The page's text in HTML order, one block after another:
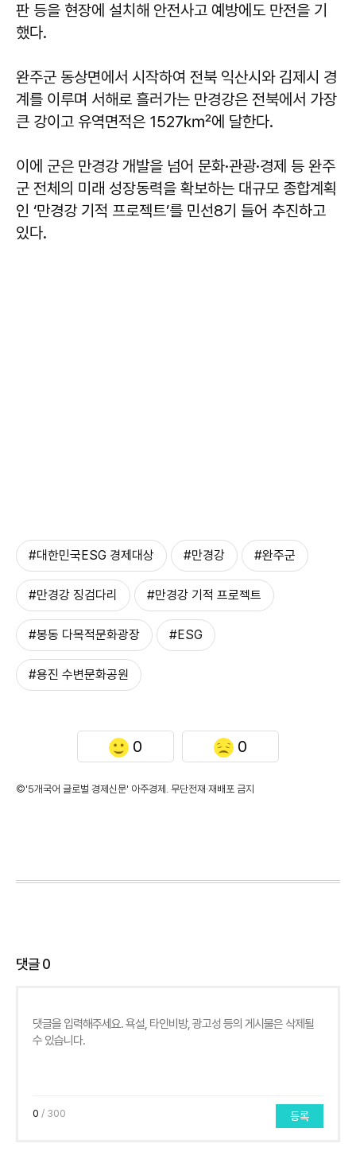
판 등을 현장에 설치해 안전사고 예방에도 만전을 기
했다.
완주군 동상면에서 시작하여 전북 익산시와 김제시 경
계를 이루며 서해로 흘러가는 만경강은 전북에서 가장
큰 강이고 유역면적은 1527㎢에 달한다.
이에 군은 만경강 개발을 넘어 문화·관광·경제 등 완주
군 전체의 미래 성장동력을 확보하는 대규모 종합계획
인 ‘만경강 기적 프로젝트’를 민선8기 들어 추진하고
있다.
#대한민국ESG 경제대상 #만경강 #완주군
#만경강 징검다리 #만경강 기적 프로젝트
#봉동 다목적문화광장 #ESG
#용진 수변문화공원
0 0
©'5개국어 글로벌 경제신문' 아주경제. 무단전재·재배포 금지
댓글0
0 / 300 등록